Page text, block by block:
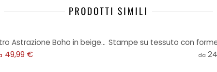
PRODOTTI SIMILI
Stampa su vetro acrilico in vetro Astrazione Boho in beige-marrone - Costa
49,99 € da